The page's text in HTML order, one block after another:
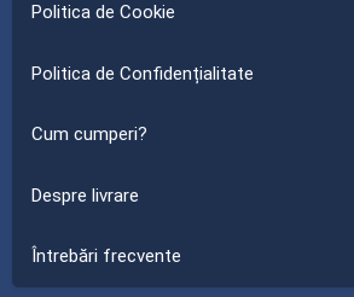
Politica de Cookie
Politica de Confidențialitate
Cum cumperi?
Despre livrare
Întrebări frecvente